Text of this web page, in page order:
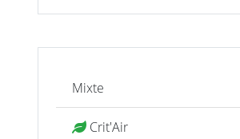
Mixte
Crit'Air